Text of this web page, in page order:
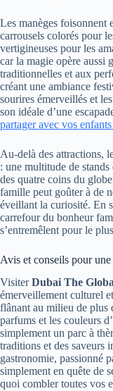
Les manèges foisonnent
carrousels colorés pour
vertigineuses pour les
car la magie opère aussi
traditionnelles et aux
créant une ambiance
sourires émerveillés et
son idéale d’une
partager avec vos
Au-delà des attractions,
: une multitude de
des quatre coins du
famille peut goûter à de
éveillant la curiosité. En
carrefour du bonheur
s’entremêlent pour le
Avis et conseils pour
VisiterDubai The
émerveillement culturel
flânant au milieu de plus
parfums et les couleurs
simplement un parc à
traditions et des saveurs
gastronomie, passionné
simplement en quête de
quoi combler toutes vos